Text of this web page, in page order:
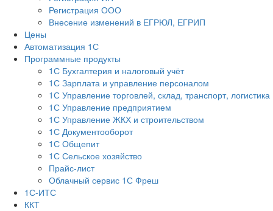
Регистрация ООО
Внесение изменений в ЕГРЮЛ, ЕГРИП
Цены
Автоматизация 1С
Программные продукты
1С Бухгалтерия и налоговый учёт
1С Зарплата и управление персоналом
1С Управление торговлей, склад, транспорт, логистика
1С Управление предприятием
1С Управление ЖКХ и строительством
1С Документооборот
1С Общепит
1С Сельское хозяйство
Прайс-лист
Облачный сервис 1С Фреш
1С-ИТС
ККТ